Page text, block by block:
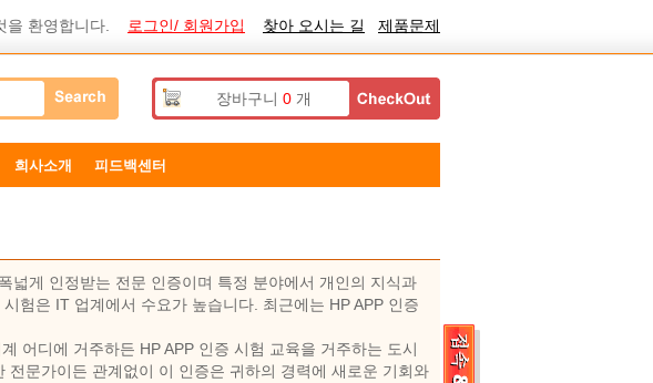
을 환영합니다. 로그인/ 회원가입 찾아 오시는 길 제품문제
장바구니 0개
희사소개 피드백센터
넓게 인정받는 전문 인증이며 특정 분야에서 개인의 지식과
험은 IT 업계에서 수요가 높습니다. 최근에는 HP APP 인증
어디에 거주하든 HP APP 인증 시험 교육을 거주하는 도시
문가이든 관계없이 이 인증은 귀하의 경력에 ​​새로운 기회와